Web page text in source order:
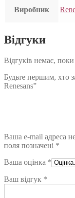
Виробник
Відгуки
Відгуків немає,
Будьте першим, хто
Renesans”
Ваша e-mail адреса
поля позначені *
Ваша оцінка *
Ваш відгук *